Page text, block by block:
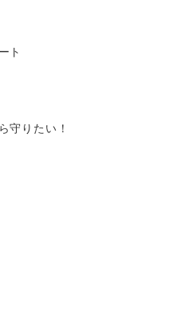
ト
守りたい！